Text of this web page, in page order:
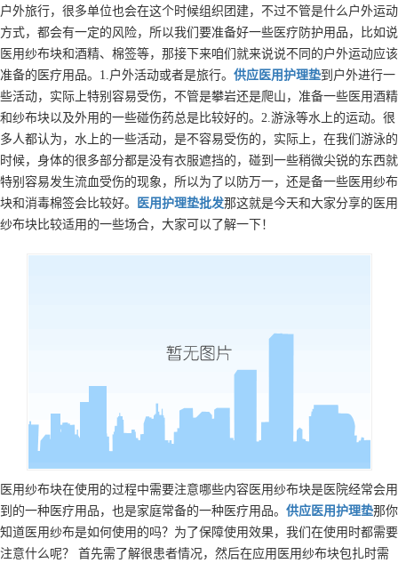
户外旅行，很多单位也会在这个时候组织团建，不过不管是什么户外运动
方式，都会有一定的风险，所以我们要准备好一些医疗防护用品，比如说
医用纱布块和酒精、棉签等，那接下来咱们就来说说不同的户外运动应该
准备的医疗用品。1.户外活动或者是旅行。 供应 医用护理垫到户外进行一
些活动，实际上特别容易受伤，不管是攀岩还是爬山，准备一些医用酒精
和纱布块以及外用的一些碰伤药总是比较好的。2.游泳等水上的运动。很
多人都认为，水上的一些活动，是不容易受伤的，实际上，在我们游泳的
时候，身体的很多部分都是没有衣服遮挡的，碰到一些稍微尖锐的东西就
特别容易发生流血受伤的现象，所以为了以防万一，还是备一些医用纱布
块和消毒棉签会比较好。
医用护理垫批发那这就是今天和大家分享的医用
纱布块比较适用的一些场合，大家可以了解一下！
医用纱布块在使用的过程中需要注意哪些内容医用纱布块是医院经常会用
到的一种医疗用品，也是家庭常备的一种医疗用品。 供应 医用护理垫那你
知道医用纱布是如何使用的吗？为了保障使用效果，我们在使用时都需要
注意什么呢？ 首先需了解很患者情况，然后在应用医用纱布块包扎时需